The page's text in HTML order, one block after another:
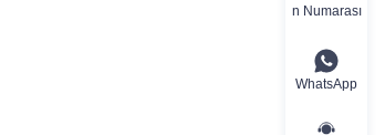
n Numarası
WhatsApp